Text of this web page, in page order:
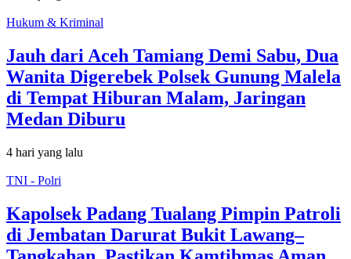
Hukum & Kriminal
Jauh dari Aceh Tamiang Demi Sabu, Dua
Wanita Digerebek Polsek Gunung Malela
di Tempat Hiburan Malam, Jaringan
Medan Diburu
4 hari yang lalu
TNI - Polri
Kapolsek Padang Tualang Pimpin Patroli
di Jembatan Darurat Bukit Lawang–